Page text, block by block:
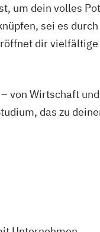
um dein volles
sei es durch
dir vielfältige
von Wirtschaft und
das zu